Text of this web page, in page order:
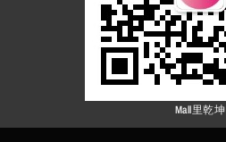
Mall里乾坤